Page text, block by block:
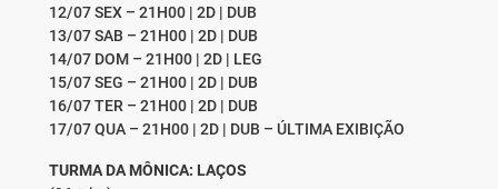
12/07 SEX – 21H00 | 2D | DUB
13/07 SAB – 21H00 | 2D | DUB
14/07 DOM – 21H00 | 2D | LEG
15/07 SEG – 21H00 | 2D | DUB
16/07 TER – 21H00 | 2D | DUB
17/07 QUA – 21H00 | 2D | DUB – ÚLTIMA EXIBIÇÃO
TURMA DA MÔNICA: LAÇOS